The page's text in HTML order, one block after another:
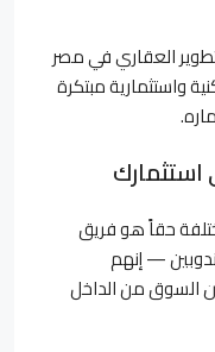
العقاري في مصر
واستثمارية مبتكرة
حقاً هو فريق
— إنهم
السوق من الداخل